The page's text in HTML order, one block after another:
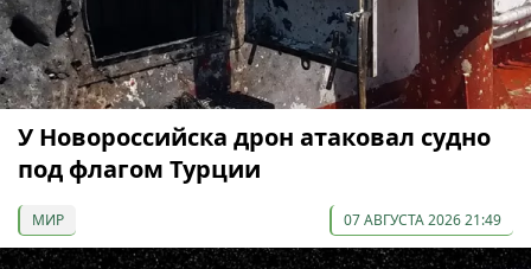
У Новороссийска дрон атаковал судно
под флагом Турции
МИР 07 АВГУСТА 2026 21:49